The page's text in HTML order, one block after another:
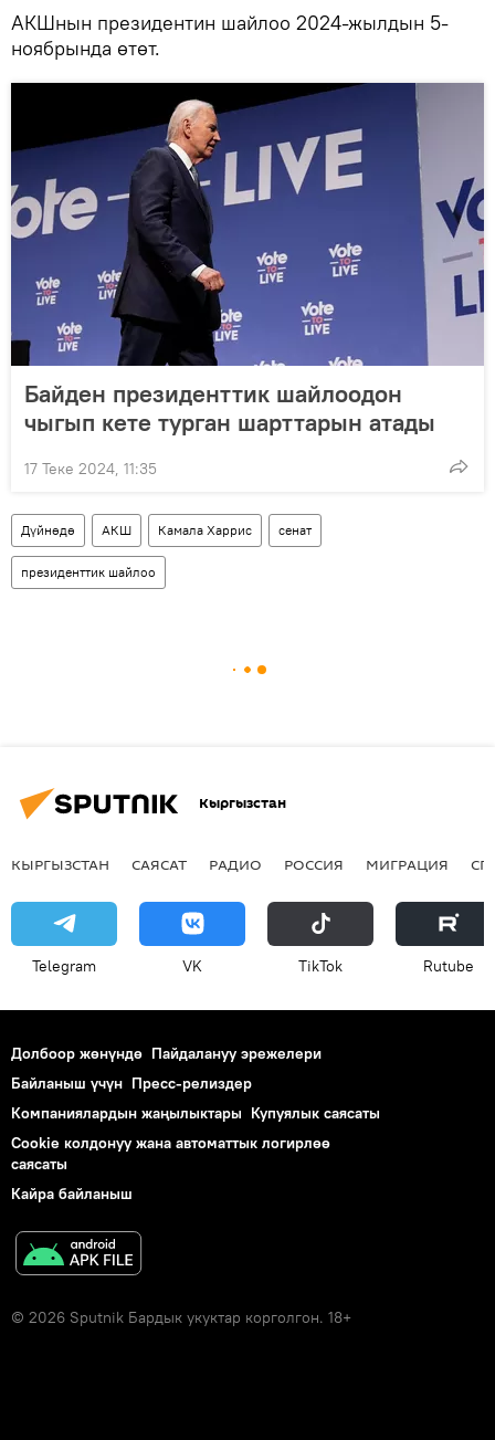
АКШнын президентин шайлоо 2024-жылдын 5-
ноябрында өтөт.
Байден президенттик шайлоодон
чыгып кете турган шарттарын атады
17 Теке 2024, 11:35
Дүйнөдө АКШ Камала Харрис сенат
президенттик шайлоо
Кыргызстан
КЫРГЫЗСТАН САЯСАТ РАДИО РОССИЯ МИГРАЦИЯ
Telegram VK ТikТоk Rutube
Долбоор жөнүндө Пайдалануу эрежелери
Байланыш үчүн Пресс-релиздер
Компаниялардын жаңылыктары Купуялык саясаты
Cookie колдонуу жана автоматтык логирлөө
саясаты
Кайра байланыш
© 2026 Sputnik Бардык укуктар корголгон. 18+